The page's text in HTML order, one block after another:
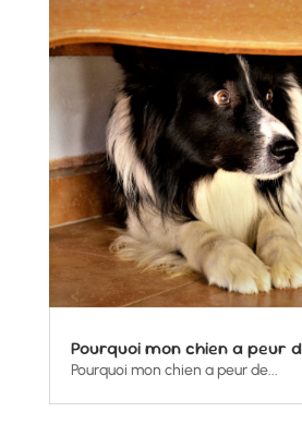
Pourquoi mon chien a peur
Pourquoi mon chien a peur de...